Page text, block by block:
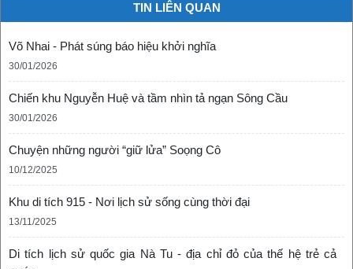
TIN LIÊN QUAN
Võ Nhai - Phát súng báo hiệu khởi nghĩa
30/01/2026
Chiến khu Nguyễn Huệ và tầm nhìn tả ngạn Sông Cầu
30/01/2026
Chuyện những người “giữ lửa” Soọng Cô
10/12/2025
Khu di tích 915 - Nơi lịch sử sống cùng thời đại
13/11/2025
Di tích lịch sử quốc gia Nà Tu - địa chỉ đỏ của thế hệ trẻ cả